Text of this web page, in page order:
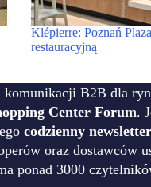
Klépierre: Poznań
restauracyjną
B2B dla
Center Forum.
codzienny newsletter
oraz dostawców
ponad 3000